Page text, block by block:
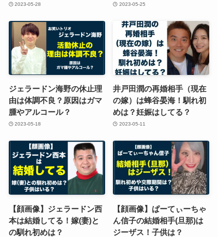
2023-05-28 2023-05-25
ジェラードン海野の休止理
由は体調不良？原因はガマ
腫やアルコール？
2023-05-18
井戸田潤の再婚相手（現在
の嫁）は蜂谷晏海！馴れ初
めは？妊娠はしてる？
2023-05-11
【顔画像】ジェラードン西
本は結婚してる！嫁(妻)と
の馴れ初めは？
【顔画像】ぱーてぃーちゃ
ん信子の結婚相手(旦那)は
ジーザス！子供は？